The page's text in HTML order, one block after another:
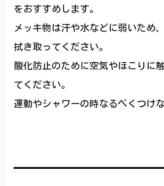
をおすすめします。
メッキ物は汗や水などに弱いため
拭き取ってください。
酸化防止のために空気やほこりに
てください。
運動やシャワーの時なるべくつけ